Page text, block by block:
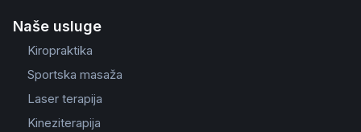
Naše usluge
Kiropraktika
Sportska masaža
Laser terapija
Kineziterapija